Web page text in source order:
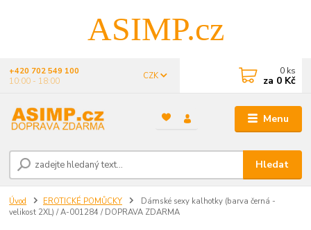
ASIMP.cz
Menu
CZK
Hledat
+420 702 549 100
10:00 - 18:00
0 ks
za 0 Kč
Úvod EROTICKÉ POMŮCKY
Dámské sexy kalhotky (barva černá -
velikost 2XL) / A-001284 / DOPRAVA ZDARMA